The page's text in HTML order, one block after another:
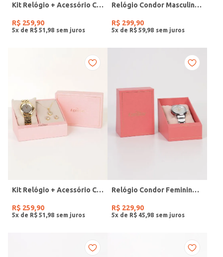
Kit Relógio + Acessório Condor Feminino DOURADO
R$ 259,90
5x de R$ 51 98
Relógio Condor Masculino PRETO
R$ 299,90
5x de R$ 59 98
Kit Relógio + Acessório Condor Feminino DOURADO
R$ 259,90
5x de R$ 51 98
Relógio Condor Feminino PRATA
R$ 229,90
5x de R$ 45 98